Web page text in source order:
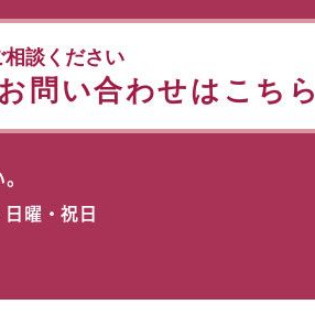
相談ください
問い合わせはこちら
曜・祝日